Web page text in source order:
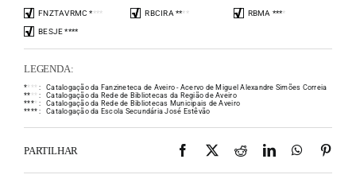
FNZTAVRMC **** RBCIRA **** RBMA ****
BESJE ****
LEGENDA:
** * * :
Catalogação da Fanzineteca de Aveiro - Acervo de Miguel Alexandre Simões Correia
** * * :
Catalogação da Rede de Bibliotecas da Região de Aveiro
**** :
Catalogação da Rede de Bibliotecas Municipais de Aveiro
**** : Catalogação da Escola Secundária José Estêvão
PARTILHAR Facebook
X RedditLinkedIn